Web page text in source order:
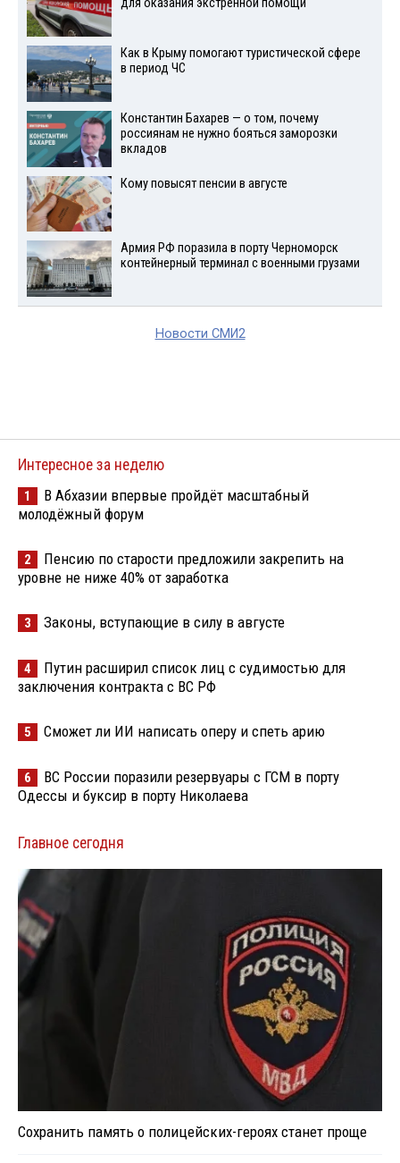
для оказания экстренной помощи
Как в Крыму помогают туристической сфере
в период ЧС
Константин Бахарев — о том, почему
россиянам не нужно бояться заморозки
вкладов
Кому повысят пенсии в августе
Армия РФ поразила в порту Черноморск
контейнерный терминал с военными грузами
Новости СМИ2
Интересное за неделю
1
В Абхазии впервые пройдёт масштабный
молодёжный форум
2
Пенсию по старости предложили закрепить на
уровне не ниже 40% от заработка
3 Законы, вступающие в силу в августе
4
Путин расширил список лиц с судимостью для
заключения контракта с ВС РФ
5 Сможет ли ИИ написать оперу и спеть арию
6
ВС России поразили резервуары с ГСМ в порту
Одессы и буксир в порту Николаева
Главное сегодня
Сохранить память о полицейских-героях станет проще